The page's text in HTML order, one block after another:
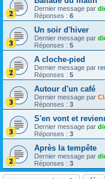
Dernier message par
Réponses : 6
Un soir d'hiver
Dernier message par
Réponses : 5
A cloche-pied
Dernier message par
Réponses : 5
Autour d'un café
Dernier message par
Réponses : 3
S'en vont et
Dernier message par
Réponses : 3
Après la tempête
Dernier message par
Réponses : 3